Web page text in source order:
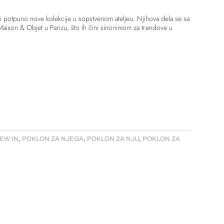
nove kolekcije u sopstvenom ateljeu. Njihova dela se sa
& Objet u Parizu, što ih čini sinonimom za trendove u
IN , POKLON ZA NJEGA, POKLON ZA NJU, POKLON ZA